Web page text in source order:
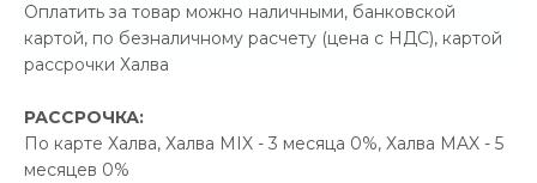
Оплатить за товар можно наличными, банковской
картой, по безналичному расчету (цена с НДС), картой
рассрочки Халва
РАССРОЧКА:
По карте Халва, Халва MIX - 3 месяца 0%, Халва MAX - 5
месяцев 0%
Позвонить и назвать промокод
Новая цена